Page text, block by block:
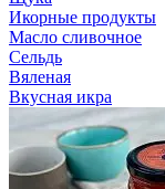
Икорные продукты
Масло сливочное
Сельдь
Вяленая
Вкусная икра